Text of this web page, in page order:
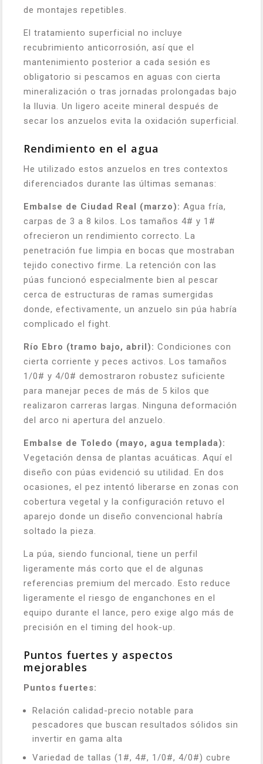
de montajes repetibles.
El tratamiento superficial no incluye
recubrimiento anticorrosión, así que el
mantenimiento posterior a cada sesión es
obligatorio si pescamos en aguas con cierta
mineralización o tras jornadas prolongadas bajo
la lluvia. Un ligero aceite mineral después de
secar los anzuelos evita la oxidación superficial.
Rendimiento en el agua
He utilizado estos anzuelos en tres contextos
diferenciados durante las últimas semanas:
Embalse de Ciudad Real (marzo): Agua fría,
carpas de 3 a 8 kilos. Los tamaños 4# y 1#
ofrecieron un rendimiento correcto. La
penetración fue limpia en bocas que mostraban
tejido conectivo firme. La retención con las
púas funcionó especialmente bien al pescar
cerca de estructuras de ramas sumergidas
donde, efectivamente, un anzuelo sin púa habría
complicado el fight.
Río Ebro (tramo bajo, abril): Condiciones con
cierta corriente y peces activos. Los tamaños
1/0# y 4/0# demostraron robustez suficiente
para manejar peces de más de 5 kilos que
realizaron carreras largas. Ninguna deformación
del arco ni apertura del anzuelo.
Embalse de Toledo (mayo, agua templada):
Vegetación densa de plantas acuáticas. Aquí el
diseño con púas evidenció su utilidad. En dos
ocasiones, el pez intentó liberarse en zonas con
cobertura vegetal y la configuración retuvo el
aparejo donde un diseño convencional habría
soltado la pieza.
La púa, siendo funcional, tiene un perfil
ligeramente más corto que el de algunas
referencias premium del mercado. Esto reduce
ligeramente el riesgo de enganchones en el
equipo durante el lance, pero exige algo más de
precisión en el timing del hook-up.
Puntos fuertes y aspectos
mejorables
Puntos fuertes:
Relación calidad-precio notable para
pescadores que buscan resultados sólidos sin
invertir en gama alta
Variedad de tallas (1#, 4#, 1/0#, 4/0#) cubre